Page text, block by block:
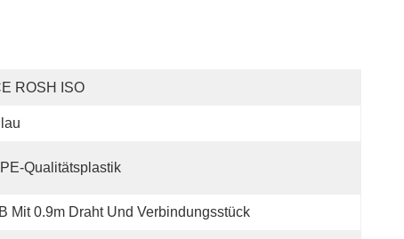
ROSH ISO
Qualitätsplastik
Mit 0.9m Draht Und Verbindungsstück